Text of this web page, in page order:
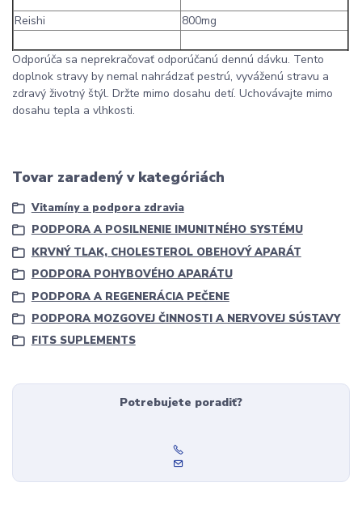
Reishi 800mg
Odporúča sa neprekračovať odporúčanú dennú dávku. Tento
doplnok stravy by nemal nahrádzať pestrú, vyváženú stravu a
zdravý životný štýl. Držte mimo dosahu detí. Uchovávajte mimo
dosahu tepla a vlhkosti.
Tovar zaradený v kategóriách
Vitamíny a podpora zdravia
PODPORA A POSILNENIE IMUNITNÉHO SYSTÉMU
KRVNÝ TLAK, CHOLESTEROL OBEHOVÝ APARÁT
PODPORA POHYBOVÉHO APARÁTU
PODPORA A REGENERÁCIA PEČENE
PODPORA MOZGOVEJ ČINNOSTI A NERVOVEJ SÚSTAVY
FITS SUPLEMENTS
Potrebujete poradiť?